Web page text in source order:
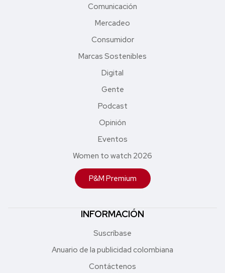
Comunicación
Mercadeo
Consumidor
Marcas Sostenibles
Digital
Gente
Podcast
Opinión
Eventos
Women to watch 2026
P&M Premium
INFORMACIÓN
Suscríbase
Anuario de la publicidad colombiana
Contáctenos